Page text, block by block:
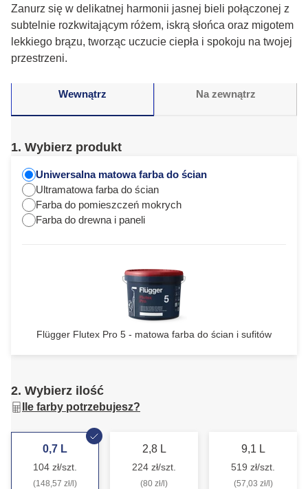
Zanurz się w delikatnej harmonii jasnej bieli połączonej z
subtelnie rozkwitającym różem, iskrą słońca oraz migotem
lekkiego brązu, tworząc uczucie ciepła i spokoju na twojej
przestrzeni.
Wewnątrz Na zewnątrz
1. Wybierz produkt
Uniwersalna matowa farba do ścian
Ultramatowa farba do ścian
Farba do pomieszczeń mokrych
Farba do drewna i paneli
Flügger Flutex Pro 5 - matowa farba do ścian i sufitów
2. Wybierz ilość
Ile farby potrzebujesz?
0,7 L
104 zł/szt.
(148,57 zł/l)
2,8 L
224 zł/szt.
(80 zł/l)
9,1 L
519 zł/szt.
(57,03 zł/l)